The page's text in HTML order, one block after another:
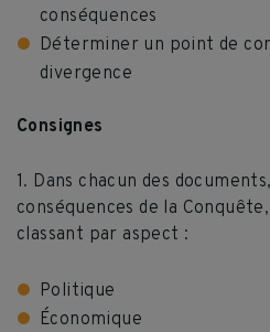
conséquences
Déterminer un point de
divergence
Consignes
1. Dans chacun des
conséquences de la
classant par aspect :
Politique
Économique